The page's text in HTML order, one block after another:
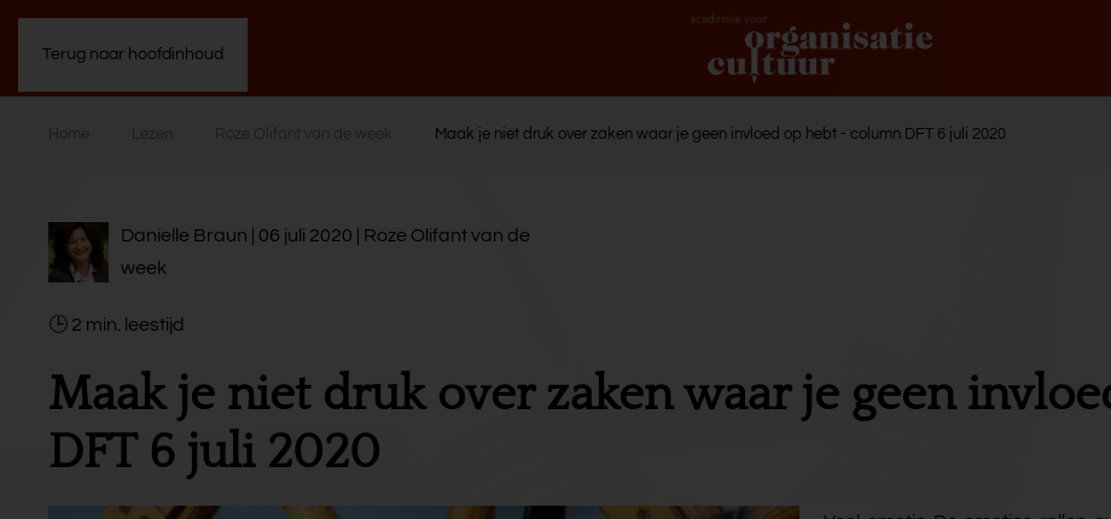
Terug naar hoofdinhoud
Home Lezen Roze Olifant van de week Maak je niet druk over zaken waar je geen invloed op hebt - column DFT 6 juli 2020
Danielle Braun | 06 juli 2020 | Roze Olifant van de
week
2 min.
Maak je niet druk over zaken waar je geen
DFT 6 juli 2020